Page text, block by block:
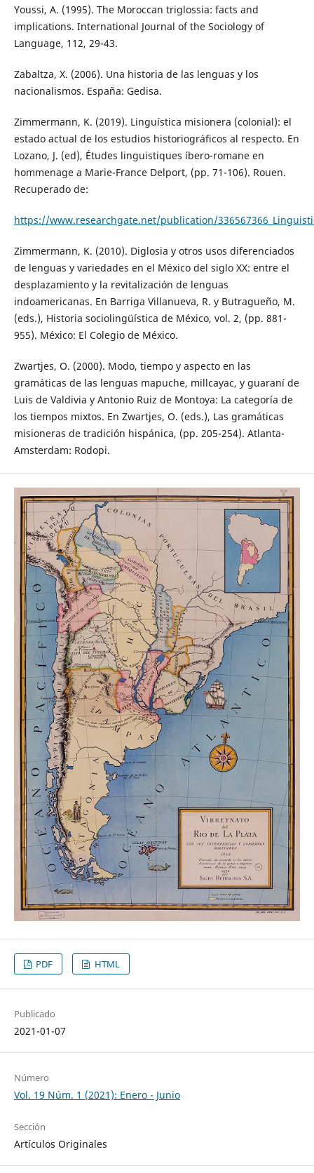
Youssi, A. (1995). The Moroccan triglossia: facts and
implications. International Journal of the Sociology of
Language, 112, 29-43.
Zabaltza, X. (2006). Una historia de las lenguas y los
nacionalismos. España: Gedisa.
Zimmermann, K. (2019). Linguística misionera (colonial): el
estado actual de los estudios historiográficos al respecto. En
Lozano, J. (ed), Études linguistiques íbero-romane en
hommenage a Marie-France Delport, (pp. 71-106). Rouen.
Recuperado de:
https://www.researchgate.net/publication/
Zimmermann, K. (2010). Diglosia y otros usos diferenciados
de lenguas y variedades en el México del siglo XX: entre el
desplazamiento y la revitalización de lenguas
indoamericanas. En Barriga Villanueva, R. y Butragueño, M.
(eds.), Historia sociolingüística de México, vol. 2, (pp. 881-
955). México: El Colegio de México.
Zwartjes, O. (2000). Modo, tiempo y aspecto en las
gramáticas de las lenguas mapuche, millcayac, y guaraní de
Luis de Valdivia y Antonio Ruiz de Montoya: La categoría de
los tiempos mixtos. En Zwartjes, O. (eds.), Las gramáticas
misioneras de tradición hispánica, (pp. 205-254). Atlanta-
Amsterdam: Rodopi.
PDF HTML
Publicado
2021-01-07
Número
Vol. 19 Núm. 1 (2021): Enero - Junio
Sección
Artículos Originales